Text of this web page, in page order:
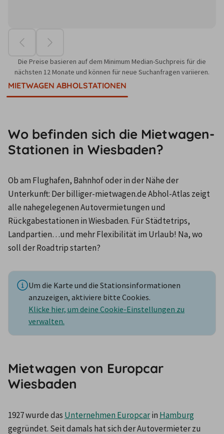
Die Preise basieren auf dem Minimum Median-Suchpreis für die
nächsten 12 Monate und können für neue Suchanfragen variieren.
MIETWAGEN ABHOLSTATIONEN
Wo befinden sich die Mietwagen-
Stationen in Wiesbaden?
Ob am Flughafen, Bahnhof oder in der Nähe der
Unterkunft: Der billiger-mietwagen.de Abhol-Atlas zeigt
alle nahegelegenen Autovermietungen und
Rückgabestationen in Wiesbaden. Für Städtetrips,
Landpartien…und mehr Flexibilität im Urlaub! Na, wo
soll der Roadtrip starten?
Um die Karte und die Stationsinformationen
anzuzeigen, aktiviere bitte Cookies.
Klicke hier, um deine Cookie-Einstellungen zu
verwalten.
Mietwagen von Europcar
Wiesbaden
1927 wurde das Unternehmen Europcar in Hamburg
gegründet. Seit damals hat sich der Autovermieter zu